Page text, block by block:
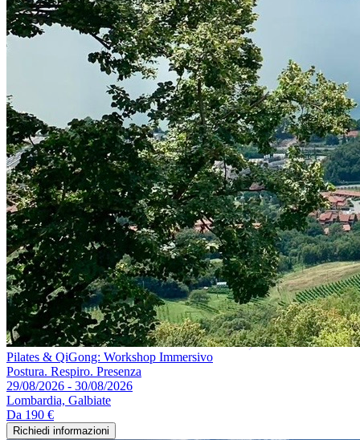
Pilates & QiGong: Workshop Immersivo
Postura. Respiro. Presenza
29/08/2026 - 30/08/2026
Lombardia, Galbiate
Da 190 €
Richiedi informazioni